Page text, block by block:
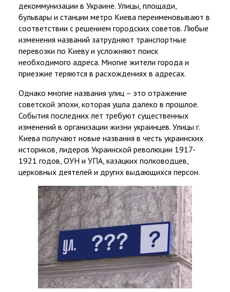
декоммунизации в Украине. Улицы, площади,
бульвары и станции метро Киева переименовывают в
соответствии с решением городских советов. Любые
изменения названий затрудняют транспортные
перевозки по Киеву и усложняют поиск
необходимого адреса. Многие жители города и
приезжие теряются в расхождениях в адресах.
Однако многие названия улиц – это отражение
советской эпохи, которая ушла далеко в прошлое.
События последних лет требуют существенных
изменений в организации жизни украинцев. Улицы г.
Киева получают новые названия в честь украинских
историков, лидеров Украинской революции 1917-
1921 годов, ОУН и УПА, казацких полководцев,
церковных деятелей и других выдающихся персон.